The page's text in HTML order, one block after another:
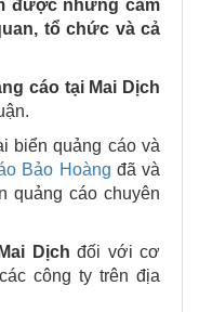
được những cảm
tổ chức và cả
cáo tại Mai Dịch
quảng cáo và
Bảo Hoàng đã và
quảng cáo chuyên
Mai Dịch đối với cơ
công ty trên địa